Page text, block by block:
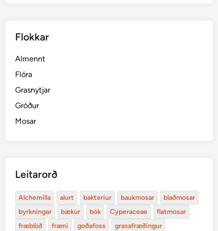
Flokkar
Almennt
Flóra
Grasnytjar
Gróður
Mosar
Leitarorð
Alchemilla alurt bakteríur baukmosar
blaðmosar
byrkningar
bækur bók Cyperaceae
flatmosar
fræblöð
fræni goðafoss
grasafræðingur